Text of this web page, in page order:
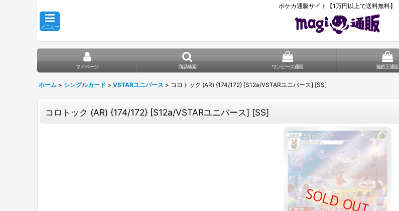
ポケカ通販サイト【1万円以上で送料無料】
メニュー
マイページ 商品検索 ワンピース通販 遊戯王通販
ホーム > シングルカード > VSTARユニバース > コロトック (AR) {174/172} [S12a/VSTARユニバース] [SS]
コロトック (AR) {174/172} [S12a/VSTARユニバース] [SS]